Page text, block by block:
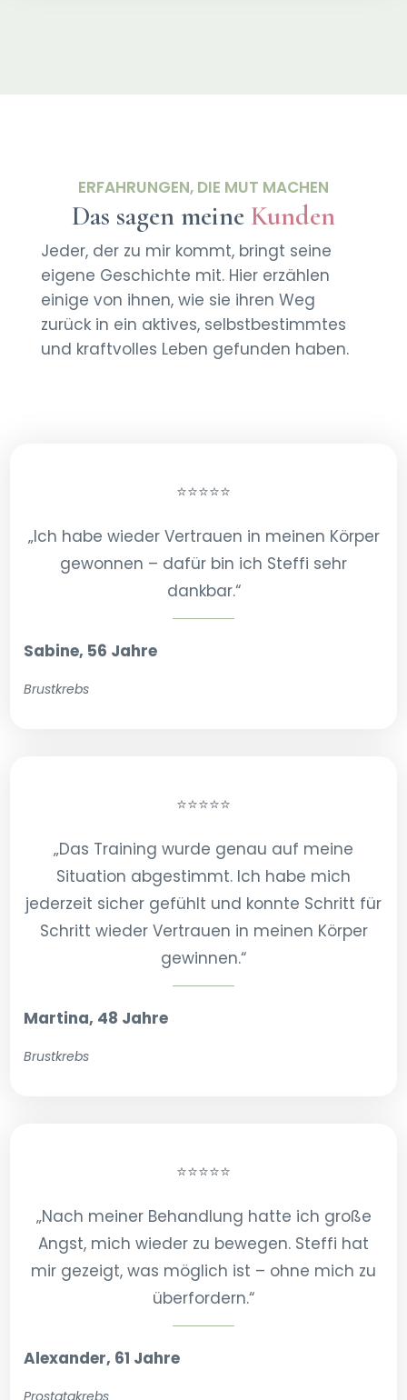
ERFAHRUNGEN, DIE MUT MACHEN
Das sagen meine Kunden
Jeder, der zu mir kommt, bringt seine
eigene Geschichte mit. Hier erzählen
einige von ihnen, wie sie ihren Weg
zurück in ein aktives, selbstbestimmtes
und kraftvolles Leben gefunden haben.
⭐⭐⭐⭐⭐
„Ich habe wieder Vertrauen in meinen Körper
gewonnen – dafür bin ich Steffi sehr
dankbar.“
Sabine, 56 Jahre
Brustkrebs
⭐⭐⭐⭐⭐
„Das Training wurde genau auf meine
Situation abgestimmt. Ich habe mich
jederzeit sicher gefühlt und konnte Schritt für
Schritt wieder Vertrauen in meinen Körper
gewinnen.“
Martina, 48 Jahre
Brustkrebs
⭐⭐⭐⭐⭐
„Nach meiner Behandlung hatte ich große
Angst, mich wieder zu bewegen. Steffi hat
mir gezeigt, was möglich ist – ohne mich zu
überfordern.“
Alexander, 61 Jahre
Prostatakrebs